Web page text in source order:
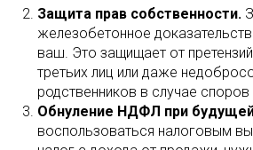
Защита прав собственности.
железобетонное
ваш. Это защищает от
третьих лиц или даже
родственников в случае
Обнуление НДФЛ при
воспользоваться налоговым